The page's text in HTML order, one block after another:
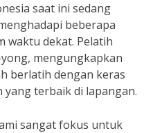
saat ini sedang
beberapa
waktu dekat. Pelatih
mengungkapkan
berlatih dengan keras
terbaik di lapangan.
sangat fokus untuk